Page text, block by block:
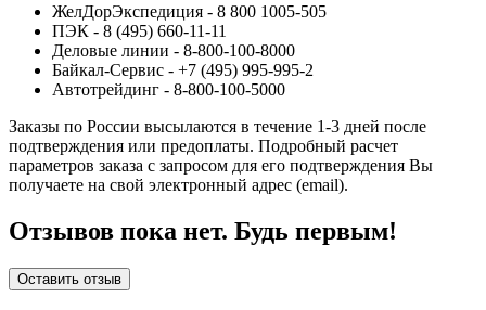
ЖелДорЭкспедиция - 8 800 1005-505
ПЭК - 8 (495) 660-11-11
Деловые линии - 8-800-100-8000
Байкал-Сервис - +7 (495) 995-995-2
Автотрейдинг - 8-800-100-5000
Заказы по России высылаются в течение 1-3 дней после
подтверждения или предоплаты. Подробный расчет
параметров заказа с запросом для его подтверждения Вы
получаете на свой электронный адрес (email).
Отзывов пока нет. Будь первым!
Оставить отзыв